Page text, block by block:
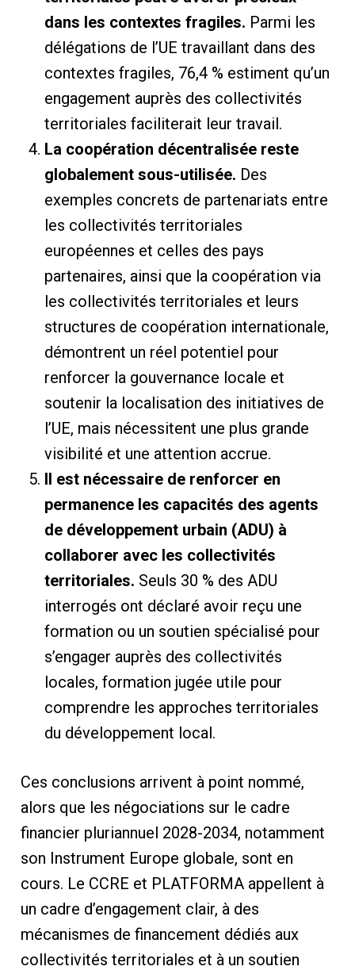
dans les contextes fragiles. Parmi les
délégations de l’UE travaillant dans des
contextes fragiles, 76,4 % estiment qu’un
engagement auprès des collectivités
territoriales faciliterait leur travail.
La coopération décentralisée reste
globalement sous-utilisée. Des
exemples concrets de partenariats entre
les collectivités territoriales
européennes et celles des pays
partenaires, ainsi que la coopération via
les collectivités territoriales et leurs
structures de coopération internationale,
démontrent un réel potentiel pour
renforcer la gouvernance locale et
soutenir la localisation des initiatives de
l’UE, mais nécessitent une plus grande
visibilité et une attention accrue.
Il est nécessaire de renforcer en
permanence les capacités des agents
de développement urbain (ADU) à
collaborer avec les collectivités
territoriales. Seuls 30 % des ADU
interrogés ont déclaré avoir reçu une
formation ou un soutien spécialisé pour
s’engager auprès des collectivités
locales, formation jugée utile pour
comprendre les approches territoriales
du développement local.
Ces conclusions arrivent à point nommé,
alors que les négociations sur le cadre
financier pluriannuel 2028-2034, notamment
son Instrument Europe globale, sont en
cours. Le CCRE et PLATFORMA appellent à
un cadre d’engagement clair, à des
mécanismes de financement dédiés aux
collectivités territoriales et à un soutien